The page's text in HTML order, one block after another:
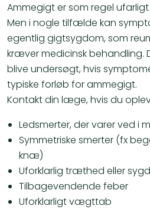
Ammegigt er som regel
Men i nogle tilfælde kan
egentlig gigtsygdom, som
kræver medicinsk behandling.
blive undersøgt, hvis
typiske forløb for ammegigt.
Kontakt din læge, hvis du
Ledsmerter, der varer ved i
Symmetriske smerter (fx
knæ)
Uforklarlig træthed eller
Tilbagevendende feber
Uforklarligt vægttab